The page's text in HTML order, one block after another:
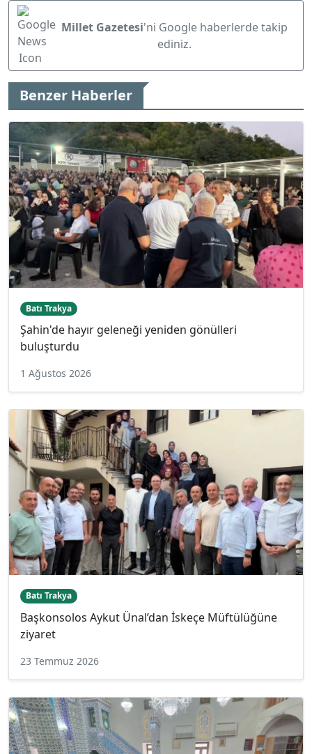
Millet Gazetesi'ni Google haberlerde takip
ediniz.
Benzer Haberler
Batı Trakya
Şahin'de hayır geleneği yeniden gönülleri
buluşturdu
1 Ağustos 2026
Batı Trakya
Başkonsolos Aykut Ünal’dan İskeçe Müftülüğüne
ziyaret
23 Temmuz 2026